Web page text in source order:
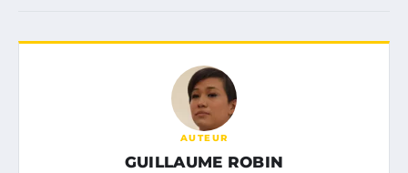
AUTEUR
GUILLAUME ROBIN